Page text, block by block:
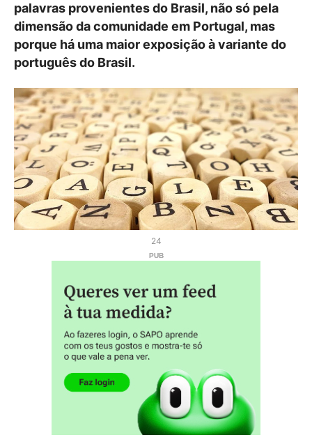
palavras provenientes do Brasil, não só pela
dimensão da comunidade em Portugal, mas
porque há uma maior exposição à variante do
português do Brasil.
24